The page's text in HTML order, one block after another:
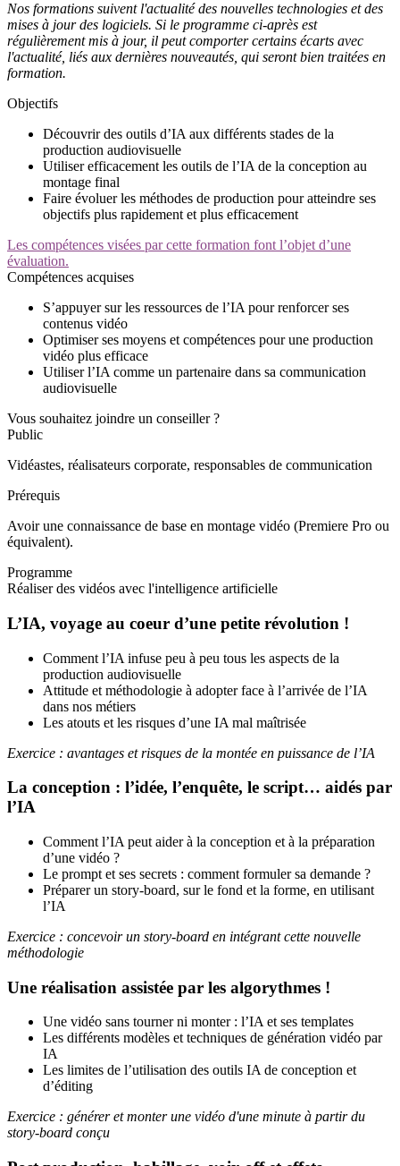
Nos formations suivent l'actualité des nouvelles technologies et des
mises à jour des logiciels. Si le programme ci-après est
régulièrement mis à jour, il peut comporter certains écarts avec
l'actualité, liés aux dernières nouveautés, qui seront bien traitées en
formation.
Objectifs
Découvrir des outils d’IA aux différents stades de la
production audiovisuelle
Utiliser efficacement les outils de l’IA de la conception au
montage final
Faire évoluer les méthodes de production pour atteindre ses
objectifs plus rapidement et plus efficacement
Les compétences visées par cette formation font l’objet d’une
évaluation.
Compétences acquises
S’appuyer sur les ressources de l’IA pour renforcer ses
contenus vidéo
Optimiser ses moyens et compétences pour une production
vidéo plus efficace
Utiliser l’IA comme un partenaire dans sa communication
audiovisuelle
Vous souhaitez joindre un conseiller ?
Public
Vidéastes, réalisateurs corporate, responsables de communication
Prérequis
Avoir une connaissance de base en montage vidéo (Premiere Pro ou
équivalent).
Programme
Réaliser des vidéos avec l'intelligence artificielle
L’IA, voyage au coeur d’une petite révolution !
Comment l’IA infuse peu à peu tous les aspects de la
production audiovisuelle
Attitude et méthodologie à adopter face à l’arrivée de l’IA
dans nos métiers
Les atouts et les risques d’une IA mal maîtrisée
Exercice : avantages et risques de la montée en puissance de l’IA
La conception : l’idée, l’enquête, le script… aidés par
l’IA
Comment l’IA peut aider à la conception et à la préparation
d’une vidéo ?
Le prompt et ses secrets : comment formuler sa demande ?
Préparer un story-board, sur le fond et la forme, en utilisant
l’IA
Exercice : concevoir un story-board en intégrant cette nouvelle
méthodologie
Une réalisation assistée par les algorythmes !
Une vidéo sans tourner ni monter : l’IA et ses templates
Les différents modèles et techniques de génération vidéo par
IA
Les limites de l’utilisation des outils IA de conception et
d’éditing
Exercice : générer et monter une vidéo d'une minute à partir du
story-board conçu